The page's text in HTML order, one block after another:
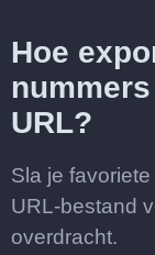
Hoe
URL?
Sla je
URL-bestand
overdracht.